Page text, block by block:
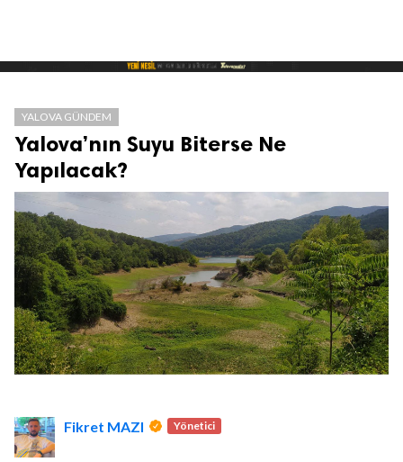
YALOVA GÜNDEM
Yalova’nın Suyu Biterse Ne
Yapılacak?
Fikret MAZI Yönetici